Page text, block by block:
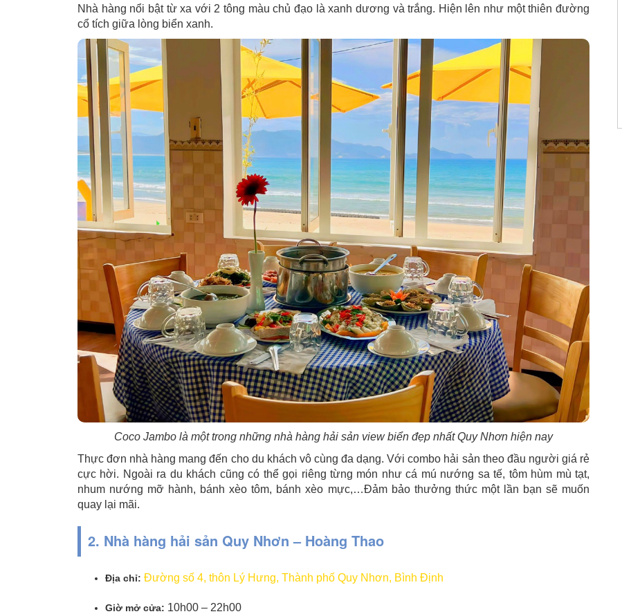
Nhà hàng nổi bật từ xa với 2 tông màu chủ đạo là xanh dương và trắng. Hiện lên như một thiên đường
cổ tích giữa lòng biển xanh.
Coco Jambo là một trong những nhà hàng hải sản view biển đẹp nhất Quy Nhơn hiện nay
Thực đơn nhà hàng mang đến cho du khách vô cùng đa dạng. Với combo hải sản theo đầu người giá rẻ
cực hời. Ngoài ra du khách cũng có thể gọi riêng từng món như cá mú nướng sa tế, tôm hùm mù tạt,
nhum nướng mỡ hành, bánh xèo tôm, bánh xèo mực,…Đảm bảo thưởng thức một lần bạn sẽ muốn
quay lại mãi.
2. Nhà hàng hải sản Quy Nhơn – Hoàng Thao
Địa chỉ: Đường số 4, thôn Lý Hưng, Thành phố Quy Nhơn, Bình Định
Giờ mở cửa: 10h00 – 22h00